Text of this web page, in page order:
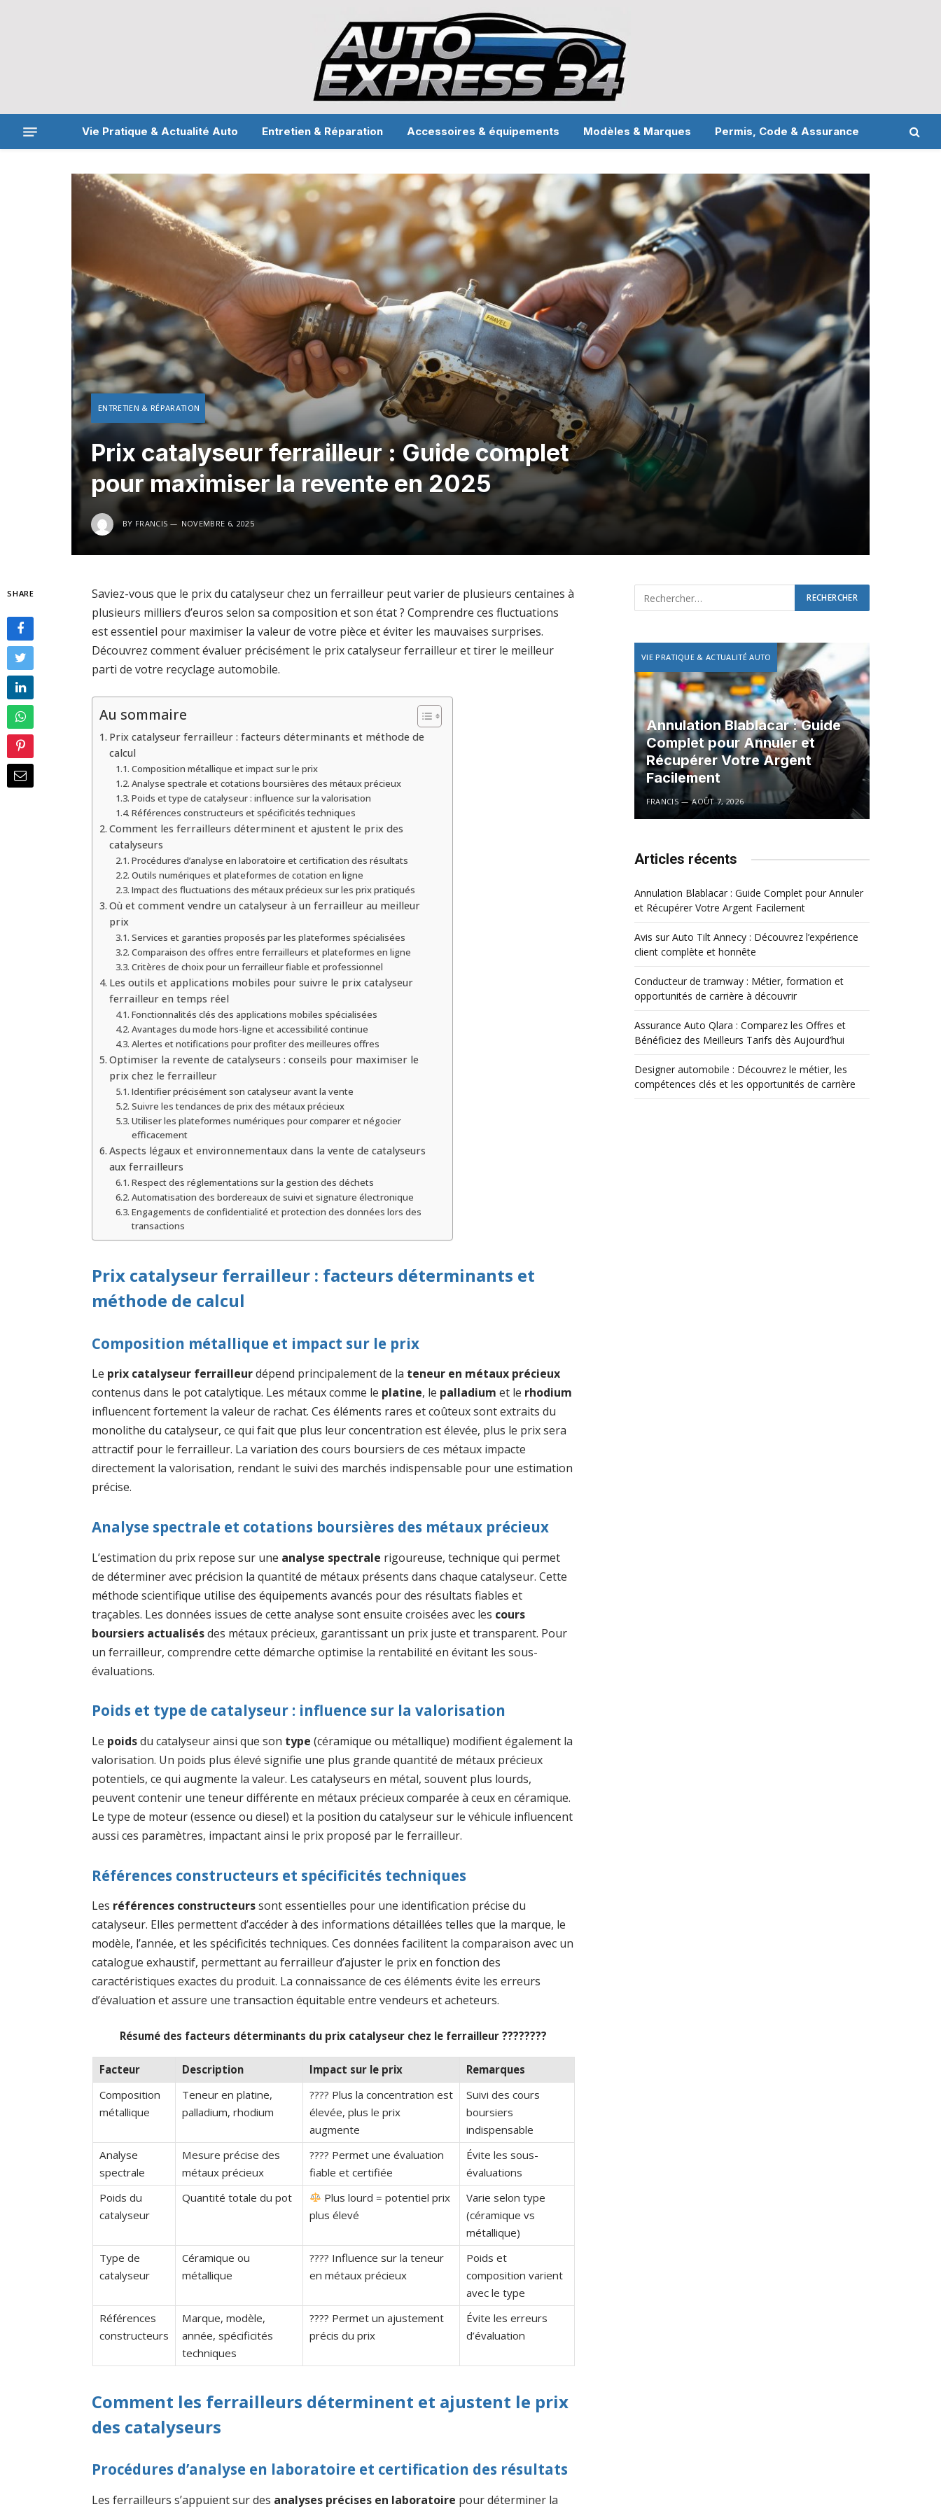
Vie Pratique & Actualité Auto Entretien & Réparation Accessoires & équipements Modèles & Marques Permis, Code & Assurance
ENTRETIEN & RÉPARATION
Prix catalyseur ferrailleur : Guide complet
pour maximiser la revente en 2025
BY FRANCIS NOVEMBRE 6, 2025
SHARE
Saviez-vous que le prix du catalyseur chez un ferrailleur peut varier de plusieurs centaines à
plusieurs milliers d’euros selon sa composition et son état ? Comprendre ces fluctuations
est essentiel pour maximiser la valeur de votre pièce et éviter les mauvaises surprises.
Découvrez comment évaluer précisément le prix catalyseur ferrailleur et tirer le meilleur
parti de votre recyclage automobile.
Au sommaire
Prix catalyseur ferrailleur : facteurs déterminants et méthode de
calcul
Composition métallique et impact sur le prix
Analyse spectrale et cotations boursières des métaux précieux
Poids et type de catalyseur : influence sur la valorisation
Références constructeurs et spécificités techniques
Comment les ferrailleurs déterminent et ajustent le prix des
catalyseurs
Procédures d’analyse en laboratoire et certification des résultats
Outils numériques et plateformes de cotation en ligne
Impact des fluctuations des métaux précieux sur les prix pratiqués
Où et comment vendre un catalyseur à un ferrailleur au meilleur
prix
Services et garanties proposés par les plateformes spécialisées
Comparaison des offres entre ferrailleurs et plateformes en ligne
Critères de choix pour un ferrailleur fiable et professionnel
Les outils et applications mobiles pour suivre le prix catalyseur
ferrailleur en temps réel
Fonctionnalités clés des applications mobiles spécialisées
Avantages du mode hors-ligne et accessibilité continue
Alertes et notifications pour profiter des meilleures offres
Optimiser la revente de catalyseurs : conseils pour maximiser le
prix chez le ferrailleur
Identifier précisément son catalyseur avant la vente
Suivre les tendances de prix des métaux précieux
Utiliser les plateformes numériques pour comparer et négocier
efficacement
Aspects légaux et environnementaux dans la vente de catalyseurs
aux ferrailleurs
Respect des réglementations sur la gestion des déchets
Automatisation des bordereaux de suivi et signature électronique
Engagements de confidentialité et protection des données lors des
transactions
Prix catalyseur ferrailleur : facteurs déterminants et
méthode de calcul
Composition métallique et impact sur le prix
Le prix catalyseur ferrailleurdépend principalement de la teneur en métaux précieux
contenus dans le pot catalytique. Les métaux comme le platine, le palladium et le rhodium
influencent fortement la valeur de rachat. Ces éléments rares et coûteux sont extraits du
monolithe du catalyseur, ce qui fait que plus leur concentration est élevée, plus le prix sera
attractif pour le ferrailleur. La variation des cours boursiers de ces métaux impacte
directement la valorisation, rendant le suivi des marchés indispensable pour une estimation
précise.
Analyse spectrale et cotations boursières des métaux précieux
L’estimation du prix repose sur une analyse spectrale rigoureuse, technique qui permet
de déterminer avec précision la quantité de métaux présents dans chaque catalyseur. Cette
méthode scientifique utilise des équipements avancés pour des résultats fiables et
traçables. Les données issues de cette analyse sont ensuite croisées avec les cours
boursiers actualisésdes métaux précieux, garantissant un prix juste et transparent. Pour
un ferrailleur, comprendre cette démarche optimise la rentabilité en évitant les sous-
évaluations.
Poids et type de catalyseur : influence sur la valorisation
Le poidsdu catalyseur ainsi que son type (céramique ou métallique) modifient également la
valorisation. Un poids plus élevé signifie une plus grande quantité de métaux précieux
potentiels, ce qui augmente la valeur. Les catalyseurs en métal, souvent plus lourds,
peuvent contenir une teneur différente en métaux précieux comparée à ceux en céramique.
Le type de moteur (essence ou diesel) et la position du catalyseur sur le véhicule influencent
aussi ces paramètres, impactant ainsi le prix proposé par le ferrailleur.
Références constructeurs et spécificités techniques
Les références constructeurssont essentielles pour une identification précise du
catalyseur. Elles permettent d’accéder à des informations détaillées telles que la marque, le
modèle, l’année, et les spécificités techniques. Ces données facilitent la comparaison avec un
catalogue exhaustif, permettant au ferrailleur d’ajuster le prix en fonction des
caractéristiques exactes du produit. La connaissance de ces éléments évite les erreurs
d’évaluation et assure une transaction équitable entre vendeurs et acheteurs.
Résumé des facteurs déterminants du prix catalyseur chez le ferrailleur ????????
Facteur Description Impact sur le prix
Remarques
Composition
métallique
Teneur en platine,
palladium, rhodium
???? Plus la concentration est
élevée, plus le prix
augmente
Suivi des cours
boursiers
indispensable
Analyse
spectrale
Mesure précise des
métaux précieux
???? Permet une évaluation
fiable et certifiée
Évite les sous-
évaluations
Poids du
catalyseur
Quantité totale du pot
Plus lourd = potentiel prix
plus élevé
Varie selon type
(céramique vs
métallique)
Type de
catalyseur
Céramique ou
métallique
???? Influence sur la teneur
en métaux précieux
Poids et
composition varient
avec le type
Références
constructeurs
Marque, modèle,
année, spécificités
techniques
???? Permet un ajustement
précis du prix
Évite les erreurs
d’évaluation
Comment les ferrailleurs déterminent et ajustent le prix
des catalyseurs
Procédures d’analyse en laboratoire et certification des résultats
Les ferrailleurs s’appuient sur des analyses précises en laboratoire pour déterminer la
VIE PRATIQUE & ACTUALITÉ AUTO
Annulation Blablacar : Guide
Complet pour Annuler et
Récupérer Votre Argent
Facilement
FRANCIS AOÛT 7, 2026
Articles récents
Annulation Blablacar : Guide Complet pour Annuler
et Récupérer Votre Argent Facilement
Avis sur Auto Tilt Annecy : Découvrez l’expérience
client complète et honnête
Conducteur de tramway : Métier, formation et
opportunités de carrière à découvrir
Assurance Auto Qlara : Comparez les Offres et
Bénéficiez des Meilleurs Tarifs dès Aujourd’hui
Designer automobile : Découvrez le métier, les
compétences clés et les opportunités de carrière